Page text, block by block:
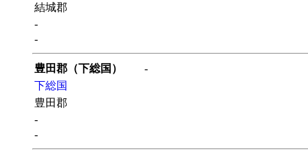
結城郡
-
-
豊田郡（下総国）
-
下総国
豊田郡
-
-